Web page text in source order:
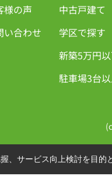
様の声
い合わせ
中古戸建て
学区で探す
新築5万円
駐車場3台
、サービス向上検討を目的